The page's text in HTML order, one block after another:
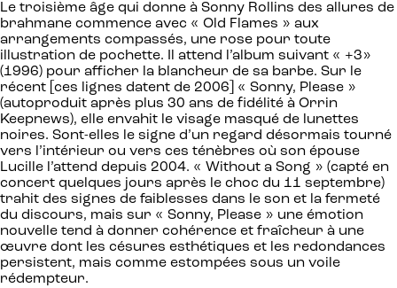
Le troisième âge qui donne à Sonny Rollins des allures de
brahmane commence avec « Old Flames » aux
arrangements compassés, une rose pour toute
illustration de pochette. Il attend l’album suivant « +3»
(1996) pour afficher la blancheur de sa barbe. Sur le
récent [ces lignes datent de 2006] « Sonny, Please »
(autoproduit après plus 30 ans de fidélité à Orrin
Keepnews), elle envahit le visage masqué de lunettes
noires. Sont-elles le signe d’un regard désormais tourné
vers l’intérieur ou vers ces ténèbres où son épouse
Lucille l’attend depuis 2004. « Without a Song » (capté en
concert quelques jours après le choc du 11 septembre)
trahit des signes de faiblesses dans le son et la fermeté
du discours, mais sur « Sonny, Please » une émotion
nouvelle tend à donner cohérence et fraîcheur à une
œuvre dont les césures esthétiques et les redondances
persistent, mais comme estompées sous un voile
rédempteur.